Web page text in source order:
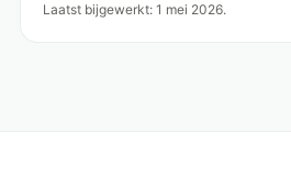
Laatst bijgewerkt: 1 mei 2026.